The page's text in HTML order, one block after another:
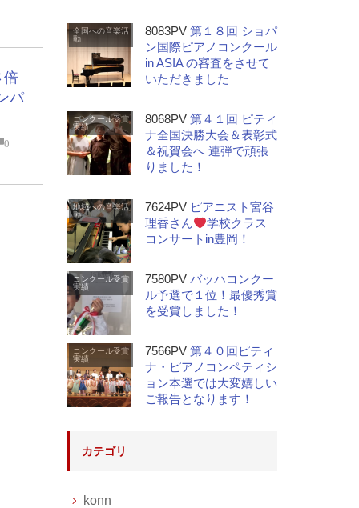
倍
パ
0
全国への音楽活
動
8083PV 第１８回 ショパ
ン国際ピアノコンクール
in ASIA の審査をさせて
いただきました
コンクール受賞
実績
8068PV 第４１回 ピティ
ナ全国決勝大会＆表彰式
＆祝賀会へ 連弾で頑張
りました！
地域への音楽活
動
7624PV ピアニスト宮谷
理香さん
学校クラス
コンサートin豊岡！
コンクール受賞
実績
7580PV バッハコンクー
ル予選で１位！最優秀賞
を受賞しました！
コンクール受賞
実績
7566PV 第４０回ピティ
ナ・ピアノコンペティシ
ョン本選では大変嬉しい
ご報告となります！
カテゴリ
konn